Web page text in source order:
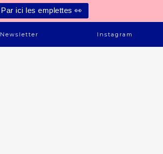
Par ici les emplettes 👀
Newsletter Instagram